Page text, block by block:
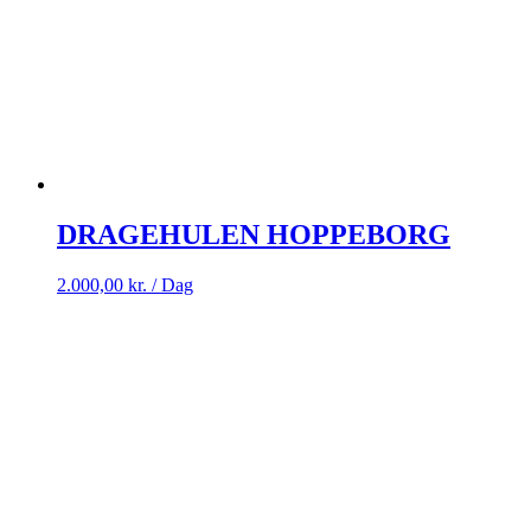
DRAGEHULEN HOPPEBORG
2.000,00 kr. / Dag